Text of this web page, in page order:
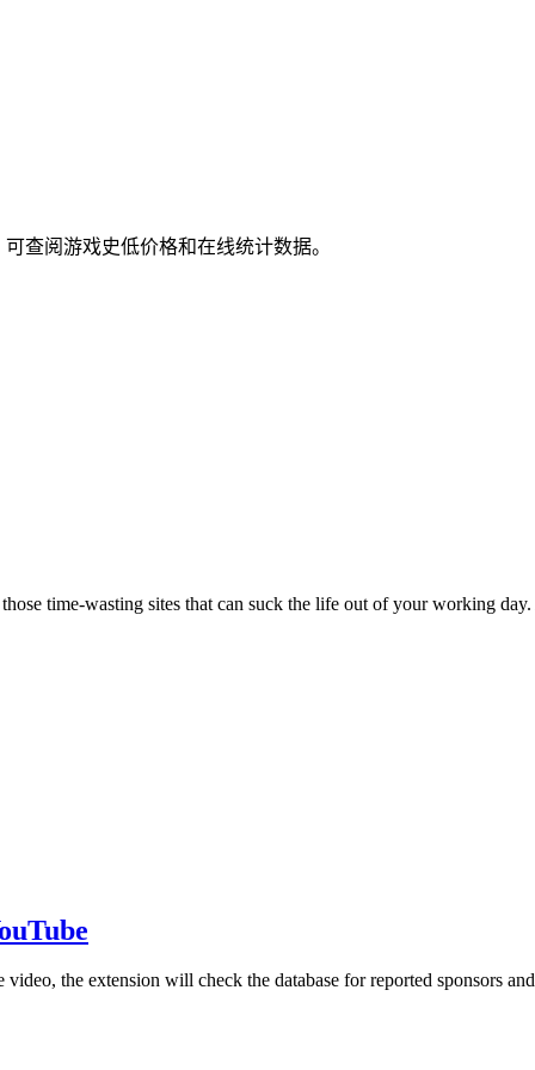
查阅游戏史低价格和在线统计数据。
time-wasting sites that can suck the life out of your working
the extension will check the database for reported sponsors